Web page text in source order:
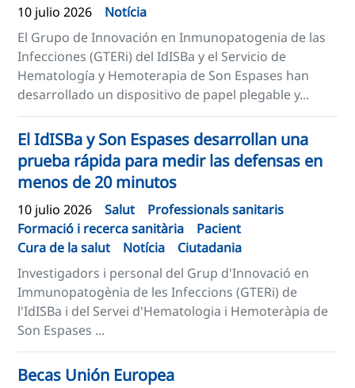
10 julio 2026
Notícia
El Grupo de Innovación en Inmunopatogenia de las
Infecciones (GTERi) del IdISBa y el Servicio de
Hematología y Hemoterapia de Son Espases han
desarrollado un dispositivo de papel plegable y...
El IdISBa y Son Espases desarrollan una
prueba rápida para medir las defensas en
menos de 20 minutos
10 julio 2026 Salut
Professionals sanitaris
Formació i recerca sanitària
Pacient
Cura de la salut
Notícia
Ciutadania
Investigadors i personal del Grup d'Innovació en
Immunopatogènia de les Infeccions (GTERi) de
l'IdISBa i del Servei d'Hematologia i Hemoteràpia de
Son Espases ...
Becas Unión Europea